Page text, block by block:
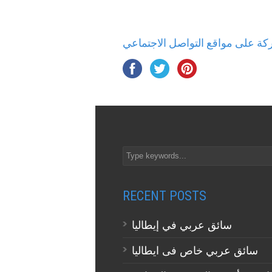
على مواقع التواصل الاجتماعي
RECENT POSTS
سائق عربي في إيطاليا
سائق عربي خاص فى ايطاليا